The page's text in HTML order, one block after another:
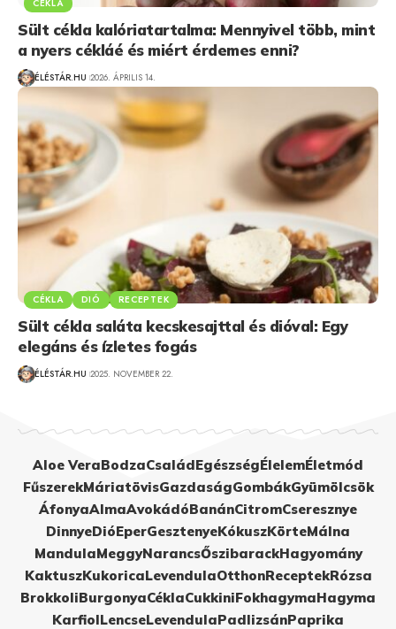
CÉKLA
Sült cékla kalóriatartalma: Mennyivel több, mint
a nyers cékláé és miért érdemes enni?
ÉLÉSTÁR.HU 2026. ÁPRILIS 14.
CÉKLA DIÓ RECEPTEK
Sült cékla saláta kecskesajttal és dióval: Egy
elegáns és ízletes fogás
ÉLÉSTÁR.HU 2025. NOVEMBER 22.
Aloe VeraBodzaCsaládEgészségÉlelemÉletmód
FűszerekMáriatövisGazdaságGombákGyümölcsök
ÁfonyaAlmaAvokádóBanánCitromCseresznye
DinnyeDióEperGesztenyeKókuszKörteMálna
MandulaMeggyNarancsŐszibarackHagyomány
KaktuszKukoricaLevendulaOtthonReceptekRózsa
BrokkoliBurgonyaCéklaCukkiniFokhagymaHagyma
KarfiolLencseLevendulaPadlizsánPaprika